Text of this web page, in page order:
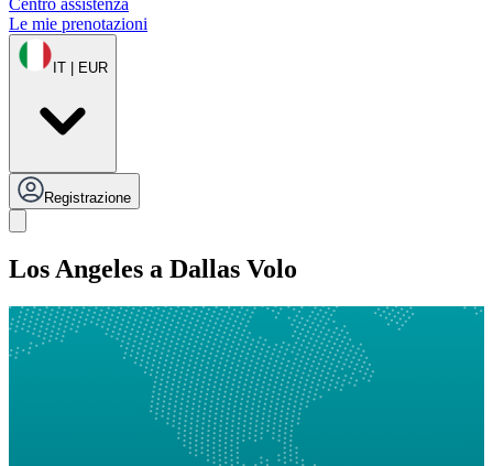
Centro assistenza
Le mie prenotazioni
IT | EUR
Registrazione
Los Angeles a Dallas Volo